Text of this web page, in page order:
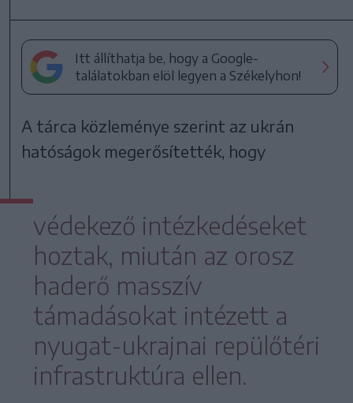
Itt állíthatja be, hogy a Google-
találatokban elöl legyen a Székelyhon!
A tárca közleménye szerint az ukrán
hatóságok megerősítették, hogy
védekező intézkedéseket
hoztak, miután az orosz
haderő masszív
támadásokat intézett a
nyugat-ukrajnai repülőtéri
infrastruktúra ellen.